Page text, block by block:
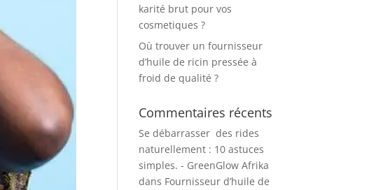
karité brut pour vos
cosmetiques ?
Où trouver un fournisseur
d’huile de ricin pressée à
froid de qualité ?
Commentaires récents
Se débarrasser des rides
naturellement : 10 astuces
simples. - GreenGlow Afrika
dans Fournisseur d’huile de